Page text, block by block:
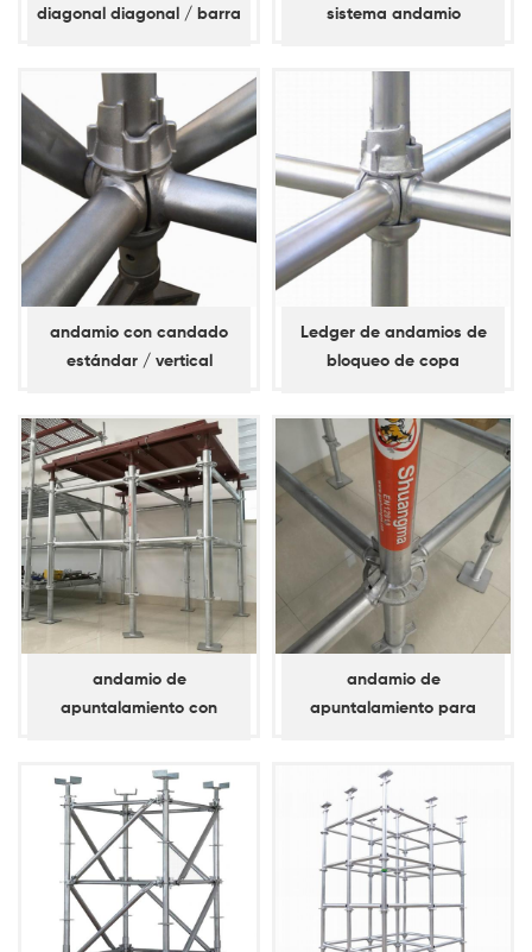
diagonal diagonal / barra
sistema andamio
andamio con candado
estándar / vertical
Ledger de andamios de
bloqueo de copa
andamio de
apuntalamiento con
estándar / vertical
andamio de
apuntalamiento para
horizontal